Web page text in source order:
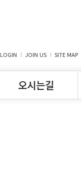
LOGIN JOIN US SITE MAP
오시는길